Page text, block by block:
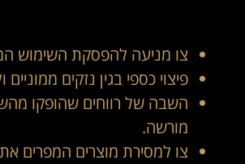
צו מניעה להפסקת השימוש
פיצוי כספי בגין נזקים ממוניים
השבה של רווחים שהופקו
מורשה.
צו למסירת מוצרים המפרים